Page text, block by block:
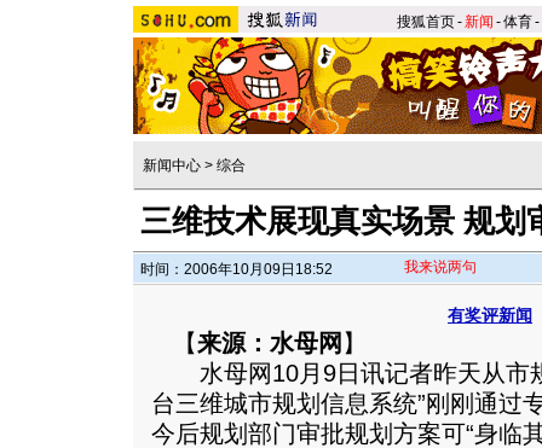
搜狐首页-新闻 -体育-
新闻中心 > 综合
三维技术展现真实场景 规划
时间：2006年10月09日18:52 我来说两句
有奖评新闻
【来源：水母网 】
水母网10月9日讯记者昨天从市
台三维城市规划信息系统”刚刚通过
今后规划部门审批规划方案可“身临